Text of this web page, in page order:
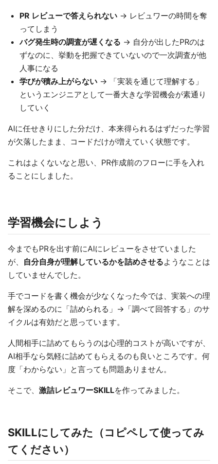
PR レビューで答えられない → レビュワーの時間を奪
ってしまう
バグ発生時の調査が遅くなる → 自分が出したPRのは
ずなのに、挙動を把握できていないので一次調査が他
人事になる
学びが積み上がらない → 「実装を通じて理解する」
というエンジニアとして一番大きな学習機会が素通り
していく
AIに任せきりにした分だけ、本来得られるはずだった学習
が欠落したまま、コードだけが増えていく状態です。
これはよくないなと思い、PR作成前のフローに手を入れ
ることにしました。
学習機会にしよう
今までもPRを出す前にAIにレビューをさせていました
が、 自分自身が理解しているかを詰めさせるようなことは
していませんでした。
手でコードを書く機会が少なくなった今では、実装への理
解を深めるのに「詰められる」→「調べて回答する」のサ
イクルは有効だと思っています。
人間相手に詰めてもらうのは心理的コストが高いですが、
AI相手なら気軽に詰めてもらえるのも良いところです。何
度「わからない」と言っても問題ありません。
そこで、 激詰レビュワーSKILLを作ってみました。
SKILLにしてみた（コピペして使ってみ
てください）